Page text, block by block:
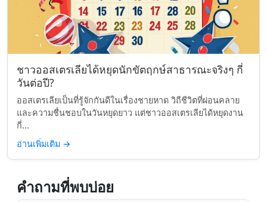
ชาวออสเตรเลียได้หยุดนักขัตฤกษ์สาธารณะจริงๆ กี่
วันต่อปี?
ออสเตรเลียเป็นที่รู้จักกันดีในเรื่องชายหาด วิถีชีวิตที่ผ่อนคลาย
และความชื่นชอบในวันหยุดยาว แต่ชาวออสเตรเลียได้หยุดงาน
กี่...
อ่านเพิ่มเติม →
คำถามที่พบบ่อย